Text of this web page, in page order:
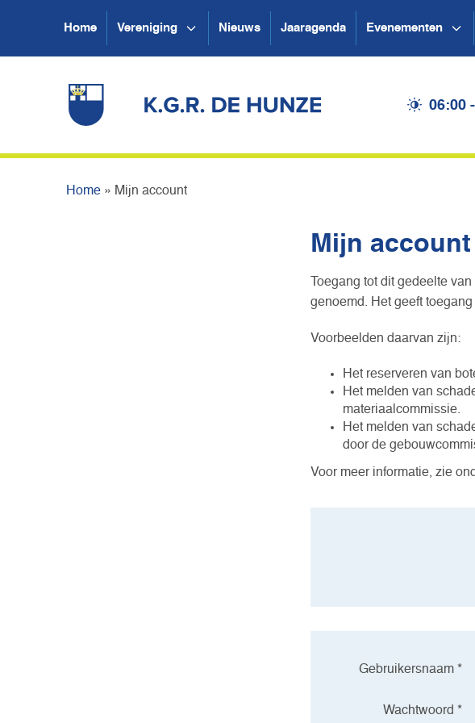
Home Vereniging Nieuws Jaaragenda Evenementen
06:00
Home » Mijn account
Mijn account
Toegang tot dit gedeelte
genoemd. Het geeft
Voorbeelden daarvan zijn:
Het reserveren van
Het melden van
materiaalcommissie.
Het melden van
door de
Voor meer informatie, zie
Gebruikersnaam *
Wachtwoord *